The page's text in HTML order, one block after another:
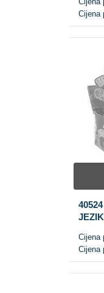
Cijena
Cijena
Cijena